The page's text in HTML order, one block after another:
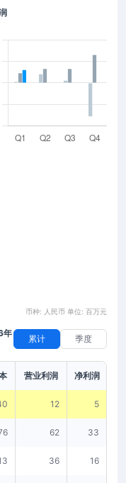
币种: 人民币 单位: 百万元
年
累计 季度
营业利润 净利润
12 5
62 33
36 16